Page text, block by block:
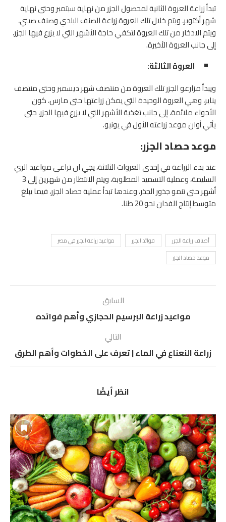
تبدأ زراعة العروة الثانية لمحصول الجزر من نهاية سبتمبر وحتى نهاية
شهر أكتوبر، ويتم خلال تلك العروة زراعة الصنف البلدي وصنف صيني،
ويتم الادخار من تلك العروة لتكفي حاجة الأشهر التي لا يزرع فيها الجزر،
إلى جانب العروة الأخيرة.
العروة الثالثة:
ويبدأ مزارعو الجزر تلك العروة من منتصف شهر ديسمبر وحتى منتصف
يناير، وهي العروة الوحيدة التي يمكن زراعتها حتى مارس، كون
الأجواء ملائمة، إلى جانب تغذية الأشهر التي لا يزرع فيها الجزر، حتى
يأتي أوان موعد زراعته الأول في يونيو.
موعد حصاد الجزر:
عند بدء الزراعة في إحدى العروات الثلاثة، يجي ان تراعى مواعيد الري
السليمة، وعملية التسميد المطلوبة، ويتم الانتظار من شهرين إلى 3
أشهر حتى تنمو جذور الجذر، وعندها تبدأ عملية حصاد الجزر، فيما يبلغ
متوسط إنتاج الفدان نحو 20 طنا.
أصناف زراعة الجزر فوائد الجزر
مواعيد زراعة الجزر في مصر
موعد حصاد الجزر
السابق
مواعيد زراعة البرسيم الحجازي وأهم فوائده
التالي
زراعة النعناع في الماء | تعرف على الخطوات وأهم الطرق
انظر أيضًا